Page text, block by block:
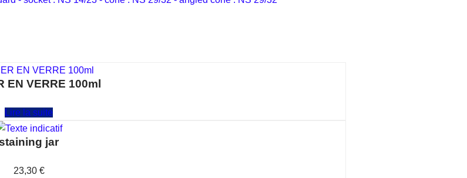
EN VERRE 100ml
Lire la suite
jar
23,30 €